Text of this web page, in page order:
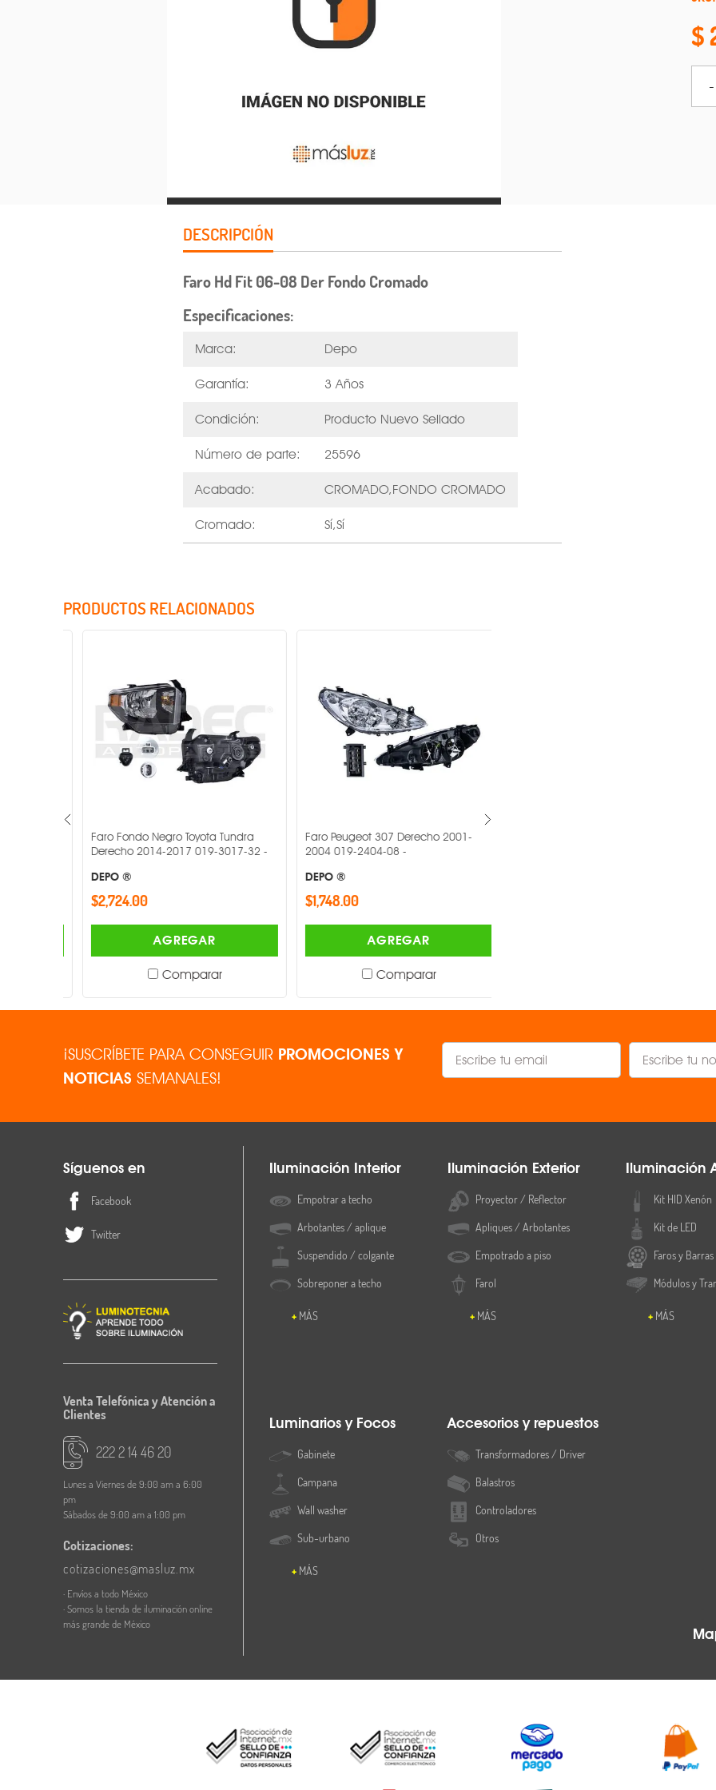
-
DESCRIPCIÓN
Faro Hd Fit 06-08 Der Fondo Cromado
Especificaciones:
Marca: Depo
Garantía: 3 Años
Condición: Producto Nuevo Sellado
Número de parte: 25596
Acabado: CROMADO,FONDO CROMADO
Cromado: Sí,Sí
PRODUCTOS RELACIONADOS
Faro Fondo Negro Toyota Tundra
Derecho 2014-2017 019-3017-32 -
DEPO ®
$2,724.00
AGREGAR
Comparar
Faro Peugeot 307 Derecho 2001-
2004 019-2404-08 -
DEPO ®
$1,748.00
AGREGAR
Comparar
¡SUSCRÍBETE PARA CONSEGUIR PROMOCIONES Y
NOTICIAS SEMANALES!
Síguenos en
Facebook
Twitter
Venta Telefónica y Atención a
Clientes
222 2 14 46 20
Lunes a Viernes de 9:00 am a 6:00
pm
Sábados de 9:00 am a 1:00 pm
Cotizaciones:
cotizaciones@masluz.mx
· Envíos a todo México
· Somos la tienda de iluminación online
más grande de México
Iluminación Interior
Empotrar a techo
Arbotantes / aplique
Suspendido / colgante
Sobreponer a techo
MÁS
Iluminación Exterior
Proyector / Reflector
Apliques / Arbotantes
Empotrado a piso
Farol
MÁS
Iluminación
Kit HID Xenón
Kit de LED
Faros y Barras
Módulos y
MÁS
Luminarios y Focos
Gabinete
Campana
Wall washer
Sub-urbano
MÁS
Accesorios y repuestos
Transformadores / Driver
Balastros
Controladores
Otros